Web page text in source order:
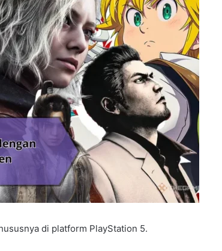
di platform PlayStation 5.